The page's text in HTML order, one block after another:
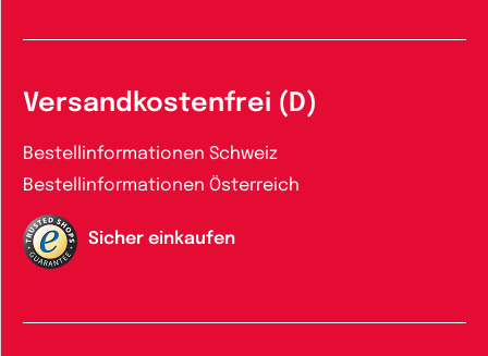
Versandkostenfrei (D)
Bestellinformationen Schweiz
Bestellinformationen Österreich
Sicher einkaufen